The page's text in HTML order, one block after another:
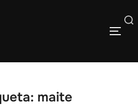
Buscar:
maite